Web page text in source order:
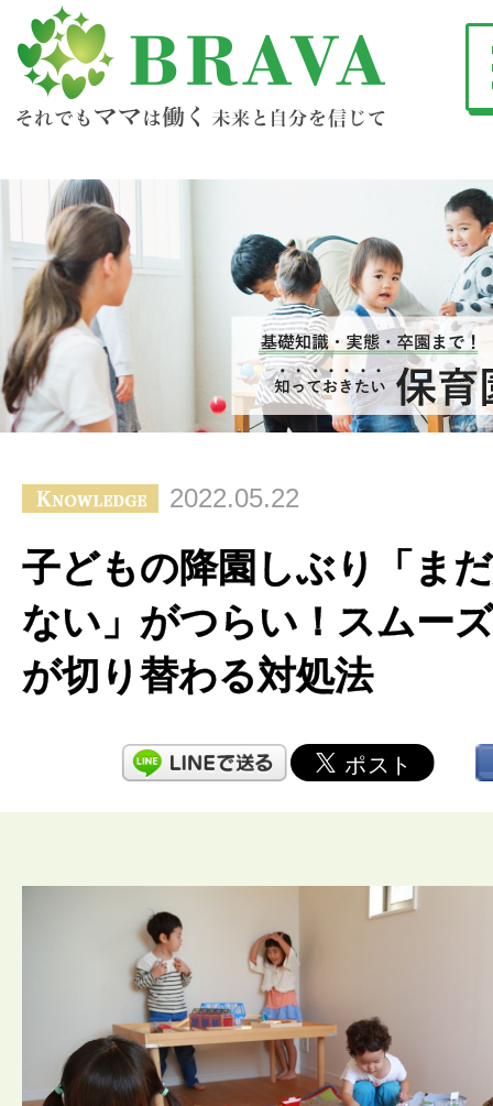
2022.05.22
子どもの降園しぶり「ま
ない」がつらい！スムー
が切り替わる対処法